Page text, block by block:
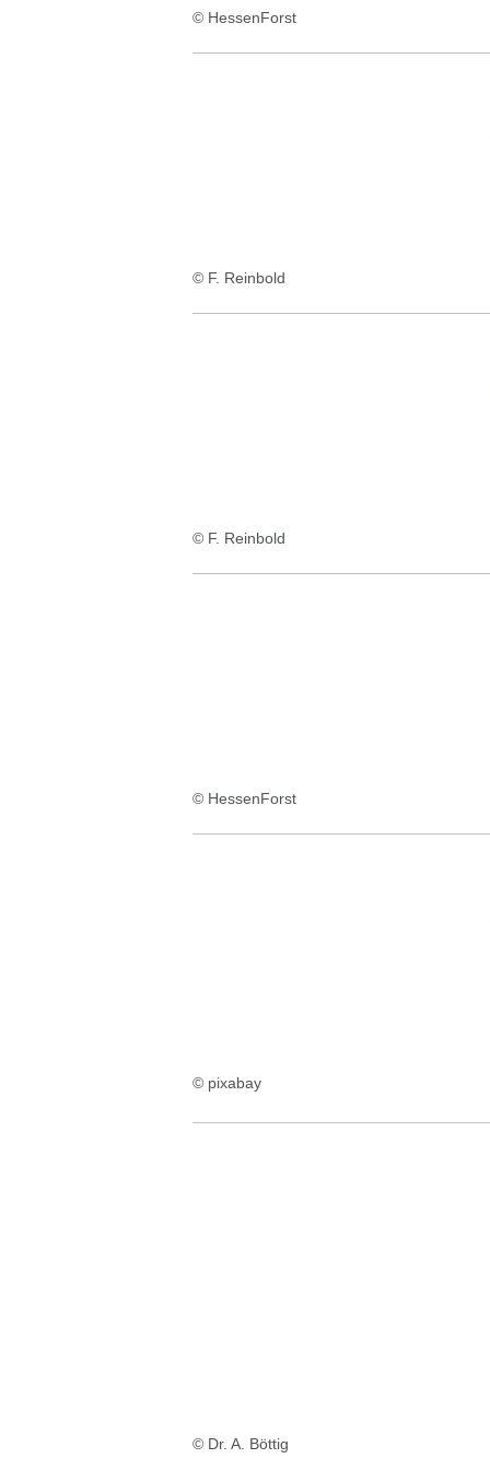
© HessenForst
© F. Reinbold
© F. Reinbold
© HessenForst
© pixabay
© Dr. A. Böttig